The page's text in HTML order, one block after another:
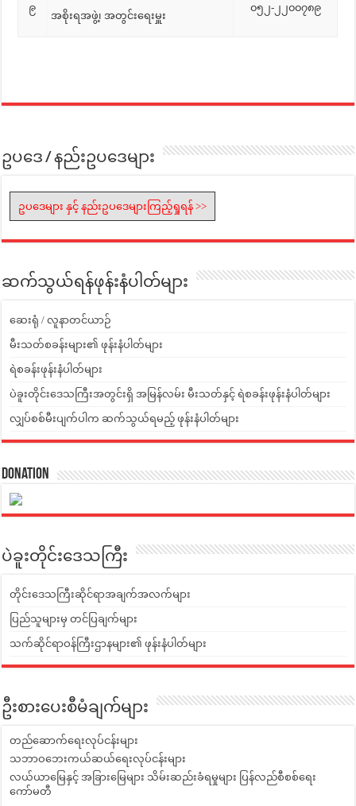
၉
အစိုးရအဖွဲ့၊ အတွင်းရေးမှူး
၀၅၂-၂၂၀၀၇၈၉
ဥပဒေ / နည်းဥပဒေများ
ဥပဒေများ နှင့် နည်းဥပဒေများကြည့်ရှုရန် >>
ဆက်သွယ်ရန်ဖုန်းနံပါတ်များ
ဆေးရုံ / လူနာတင်ယာဉ်
မီးသတ်စခန်းများ၏ ဖုန်းနံပါတ်များ
ရဲစခန်းဖုန်းနံပါတ်များ
ပဲခူးတိုင်းဒေသကြီးအတွင်းရှိ အမြန်လမ်း မီးသတ်နှင့် ရဲစခန်းဖုန်းနံပါတ်များ
လျှပ်စစ်မီးပျက်ပါက ဆက်သွယ်ရမည့် ဖုန်းနံပါတ်များ
Donation
ပဲခူးတိုင်းဒေသကြီး
တိုင်းဒေသကြီးဆိုင်ရာအချက်အလက်များ
ပြည်သူများမှ တင်ပြချက်များ
သက်ဆိုင်ရာဝန်ကြီးဌာနများ၏ ဖုန်းနံပါတ်များ
ဦးစားပေးစီမံချက်များ
တည်ဆောက်ရေးလုပ်ငန်းများ
သဘာဝဘေးကယ်ဆယ်ရေးလုပ်ငန်းများ
လယ်ယာမြေနှင့် အခြားမြေများ သိမ်းဆည်းခံရမှုများ ပြန်လည်စီစစ်ရေး
ကော်မတီ